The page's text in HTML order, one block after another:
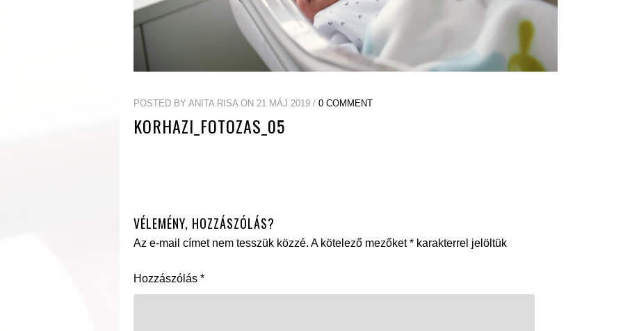
POSTED BY ANITA RISA ON 21 MÁJ 2019 / 0 COMMENT
KORHAZI_FOTOZAS_05
VÉLEMÉNY, HOZZÁSZÓLÁS?
Az e-mail címet nem tesszük közzé. A kötelező mezőket* karakterrel jelöltük
Hozzászólás *